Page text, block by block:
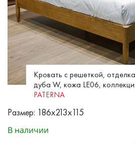
Кровать с решеткой,
дуба W, кожа LE06,
PATERNA
Размер: 186x213x115
В наличии